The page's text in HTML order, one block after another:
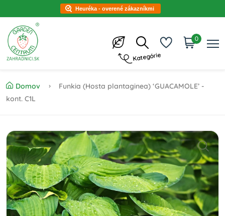
Heuréka - overené zákazníkmi
Kategórie
0
Domov
Funkia (Hosta plantaginea) ‘GUACAMOLE’ -
kont. C1L